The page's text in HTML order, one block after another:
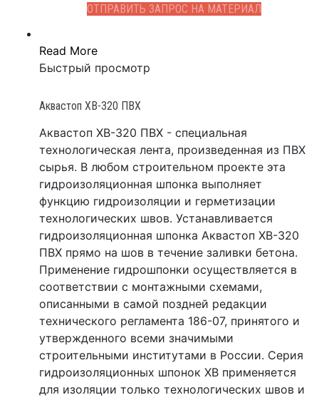
ОТПРАВИТЬ ЗАПРОС НА МАТЕРИАЛ
Read More
Быстрый просмотр
Аквастоп ХВ-320 ПВХ
Аквастоп ХВ-320 ПВХ - специальная
технологическая лента, произведенная из ПВХ
сырья. В любом строительном проекте эта
гидроизоляционная шпонка выполняет
функцию гидроизоляции и герметизации
технологических швов. Устанавливается
гидроизоляционная шпонка Аквастоп ХВ-320
ПВХ прямо на шов в течение заливки бетона.
Применение гидрошпонки осуществляется в
соответствии с монтажными схемами,
описанными в самой поздней редакции
технического регламента 186-07, принятого и
утвержденного всеми значимыми
строительными институтами в России. Серия
гидроизоляционных шпонок ХВ применяется
для изоляции только технологических швов и